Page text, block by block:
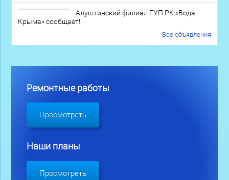
Алуштинский филиал ГУП РК «Вода
Крыма» сообщает!
Все объявления
Ремонтные работы
Просмотреть
Наши планы
Просмотреть